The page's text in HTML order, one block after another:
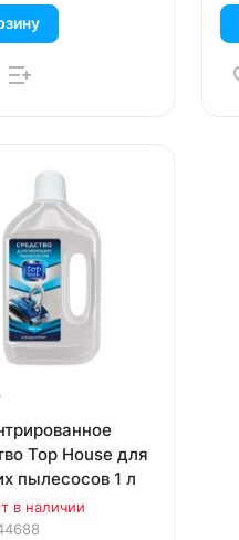
Top House для
пылесосов 1 л
в наличии